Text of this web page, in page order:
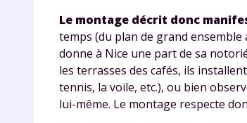
Le montage décrit donc
temps (du plan de grand
donne à Nice une part de sa
les terrasses des cafés, ils
tennis, la voile, etc.), ou bien
lui-même. Le montage respecte